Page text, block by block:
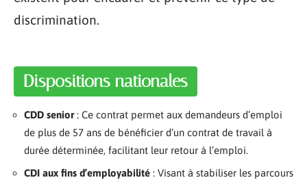
discrimination.
Dispositions nationales
CDD senior: Ce contrat permet aux demandeurs d’emploi
de plus de 57 ans de bénéficier d’un contrat de travail à
durée déterminée, facilitant leur retour à l’emploi.
CDI aux fins d’employabilité : Visant à stabiliser les parcours